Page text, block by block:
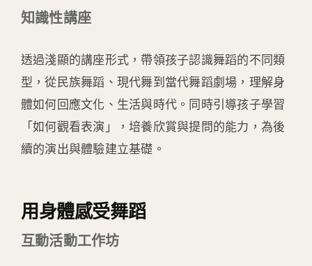
知識性講座
透過淺顯的講座形式，帶領孩子認識舞蹈的不同類
型，從民族舞蹈、現代舞到當代舞蹈劇場，理解身
體如何回應文化、生活與時代。同時引導孩子學習
「如何觀看表演」，培養欣賞與提問的能力，為後
續的演出與體驗建立基礎。
用身體感受舞蹈
互動活動工作坊